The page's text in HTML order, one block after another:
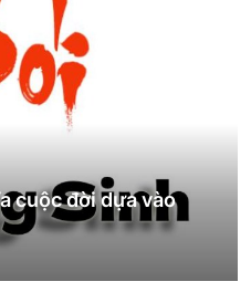
cuộc đời dựa vào